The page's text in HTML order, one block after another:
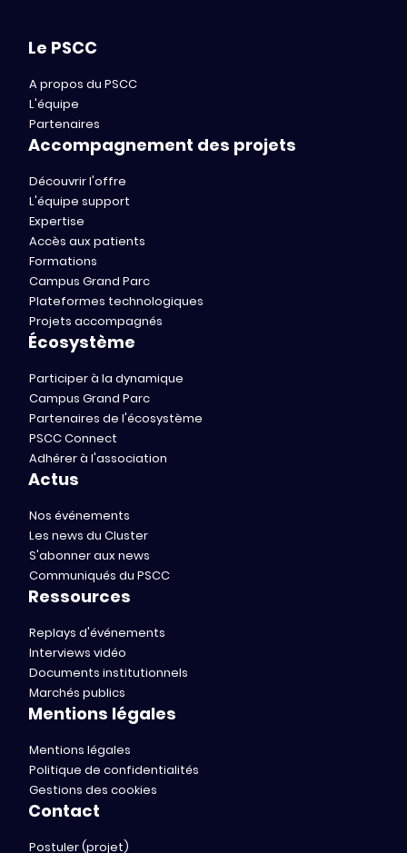
Le PSCC
A propos du PSCC
L'équipe
Partenaires
Accompagnement des projets
Découvrir l'offre
L'équipe support
Expertise
Accès aux patients
Formations
Campus Grand Parc
Plateformes technologiques
Projets accompagnés
Écosystème
Participer à la dynamique
Campus Grand Parc
Partenaires de l'écosystème
PSCC Connect
Adhérer à l'association
Actus
Nos événements
Les news du Cluster
S'abonner aux news
Communiqués du PSCC
Ressources
Replays d'événements
Interviews vidéo
Documents institutionnels
Marchés publics
Mentions légales
Mentions légales
Politique de confidentialités
Gestions des cookies
Contact
Postuler (projet)